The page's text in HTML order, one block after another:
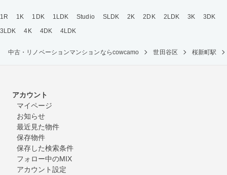
1R 1K 1DK 1LDK Studio SLDK 2K 2DK 2LDK 3K
3DK
3LDK
4K 4DK 4LDK
中古・リノベーションマンションならcowcamo 世田谷区 桜新町駅
アカウント
マイページ
お知らせ
最近見た物件
保存物件
保存した検索条件
フォロー中のMIX
アカウント設定